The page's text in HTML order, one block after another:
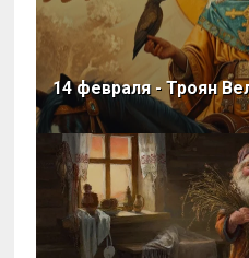
14 февраля - Троян